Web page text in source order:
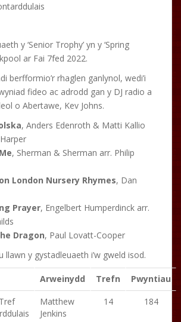
y ‘Senior Trophy’ yn y ‘Spring
ar Fai 7fed 2022.
berfformio’r rhaglen ganlynol, wedi’i
fideo ac adrodd gan y DJ radio a
o Abertawe, Kev Johns.
, Anders Edenroth & Matti Kallio
, Sherman & Sherman arr. Philip
London Nursery Rhymes, Dan
Prayer, Engelbert Humperdinck arr.
Dragon, Paul Lovatt-Cooper
llawn y gystadleuaeth i’w gweld isod.
Arweinydd Trefn
Pwyntiau
Matthew
Jenkins
14 184